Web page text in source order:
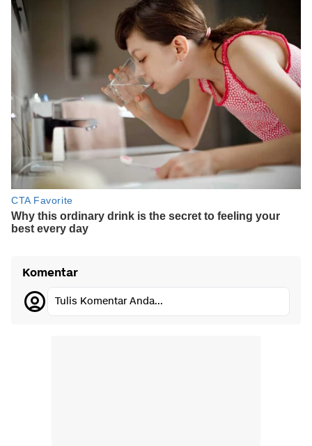
Komentar
Tulis Komentar Anda...